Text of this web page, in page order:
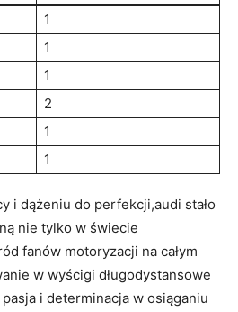
1
1
1
2
1
1
i dążeniu do perfekcji,audi stało
nie tylko w świecie
fanów motoryzacji na całym
w wyścigi długodystansowe
i determinacja w osiąganiu